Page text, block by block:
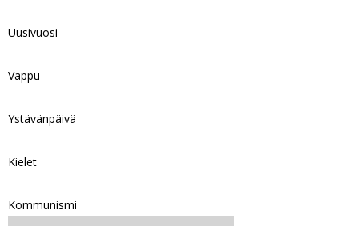
Uusivuosi
Vappu
Ystävänpäivä
Kielet
Kommunismi